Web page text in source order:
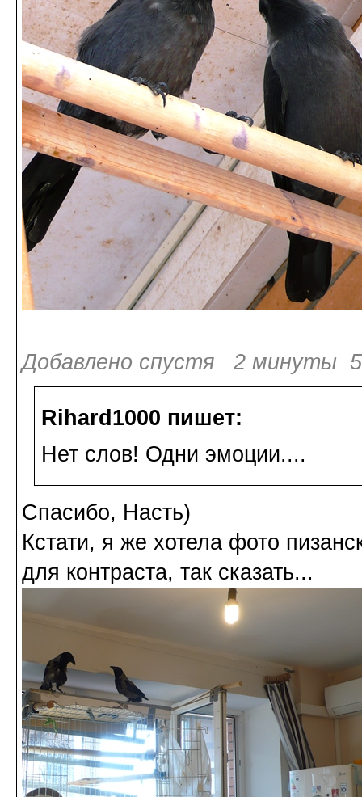
Добавлено спустя 2 минуты
Rihard1000 пишет:
Нет слов! Одни эмоции....
Спасибо, Насть)
Кстати, я же хотела фото
для контраста, так сказать...